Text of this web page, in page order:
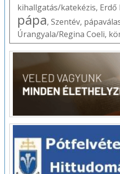
kihallgatás/katekézis, Erdő
pápa, Szentév,
Úrangyala/Regina Coeli,